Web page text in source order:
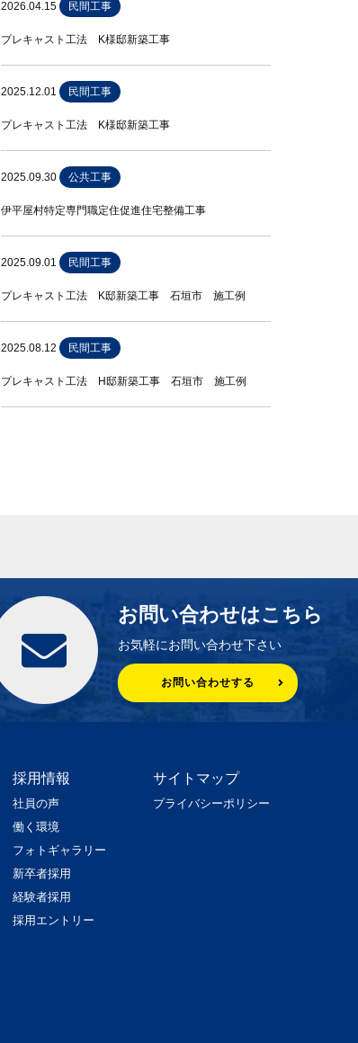
2026.04.15 民間工事
プレキャスト工法 K様邸新築工事
2025.12.01 民間工事
プレキャスト工法 K様邸新築工事
2025.09.30 公共工事
伊平屋村特定専門職定住促進住宅整備工事
2025.09.01 民間工事
プレキャスト工法 K邸新築工事 石垣市 施工例
2025.08.12 民間工事
プレキャスト工法 H邸新築工事 石垣市 施工例
お問い合わせはこちら
お気軽にお問い合わせ下さい
お問い合わせする
採用情報
社員の声
働く環境
フォトギャラリー
新卒者採用
経験者採用
採用エントリー
サイトマップ
プライバシーポリシー